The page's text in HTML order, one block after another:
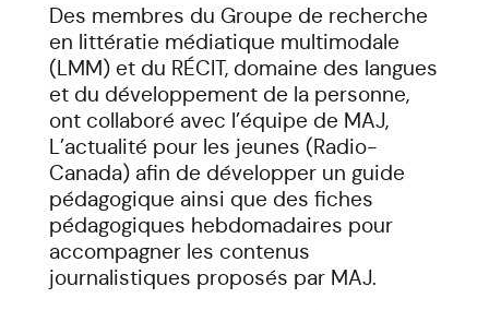
Des membres du Groupe de recherche
en littératie médiatique multimodale
(LMM) et du RÉCIT, domaine des langues
et du développement de la personne,
ont collaboré avec l’équipe de MAJ,
L’actualité pour les jeunes (Radio-
Canada) afin de développer un guide
pédagogique ainsi que des fiches
pédagogiques hebdomadaires pour
accompagner les contenus
journalistiques proposés par MAJ.